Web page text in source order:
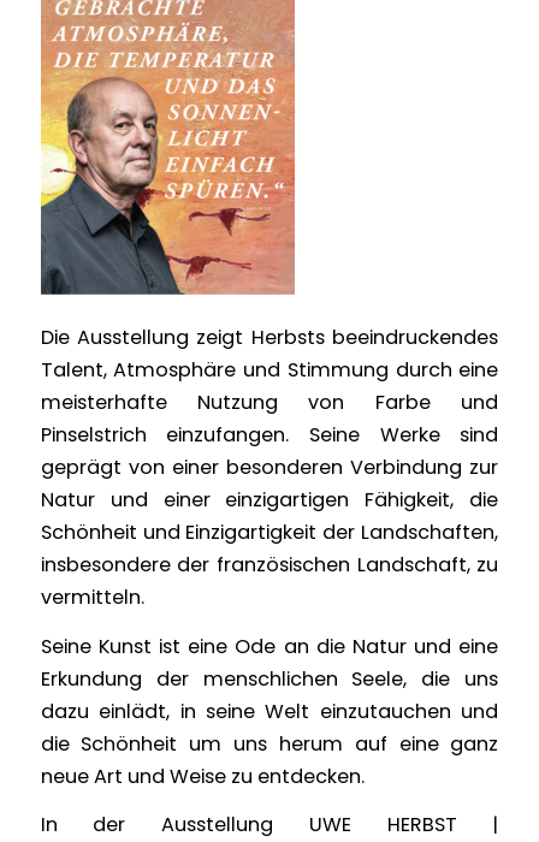
Die Ausstellung zeigt Herbsts beeindruckendes
Talent, Atmosphäre und Stimmung durch eine
meisterhafte Nutzung von Farbe und
Pinselstrich einzufangen. Seine Werke sind
geprägt von einer besonderen Verbindung zur
Natur und einer einzigartigen Fähigkeit, die
Schönheit und Einzigartigkeit der Landschaften,
insbesondere der französischen Landschaft, zu
vermitteln.
Seine Kunst ist eine Ode an die Natur und eine
Erkundung der menschlichen Seele, die uns
dazu einlädt, in seine Welt einzutauchen und
die Schönheit um uns herum auf eine ganz
neue Art und Weise zu entdecken.
In der Ausstellung UWE HERBST |